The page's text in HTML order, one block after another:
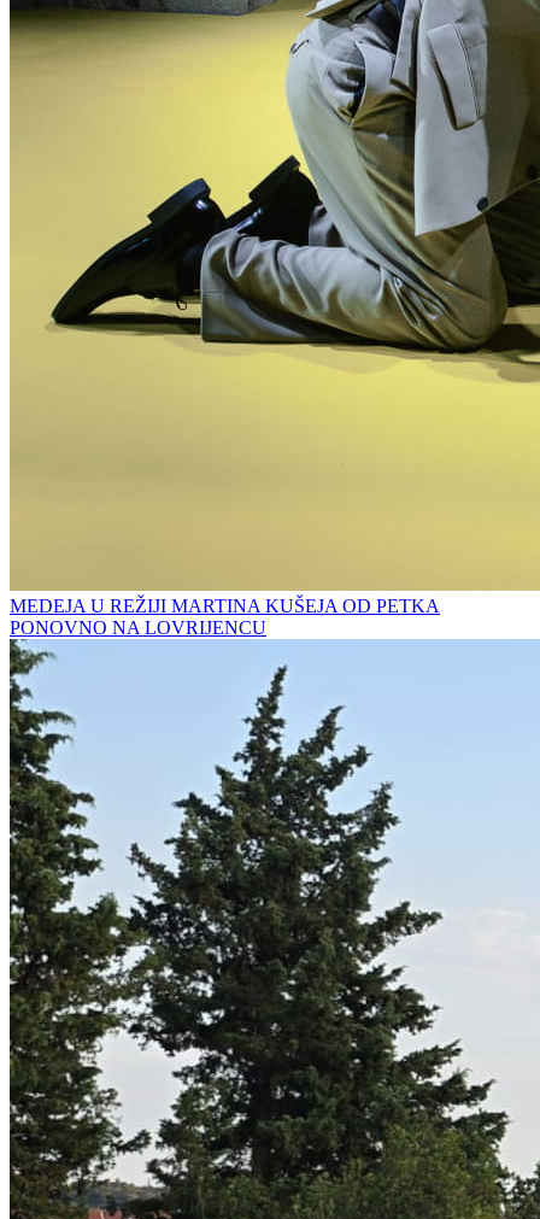
MEDEJA U REŽIJI MARTINA KUŠEJA OD PETKA
PONOVNO NA LOVRIJENCU